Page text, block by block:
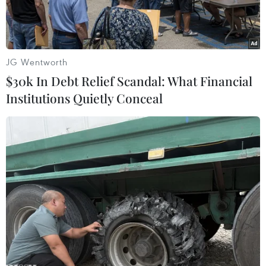
Binh sỹ quân đội Syria. (Nguồn: THX/TTXVN)
Ngày 14/4, Tổ chức Cấm vũ khí hóa học (OPCW)
tuyên bố sẽ tiếp tục sứ mệnh điều tra vụ tấn
công nghi sử dụng vũ khí hóa học ở thị trấn
Douma, thuộc Đông Ghouta mà phương Tây cáo
JG Wentworth
$30k In Debt Relief Scandal: What Financial
Institutions Quietly Conceal